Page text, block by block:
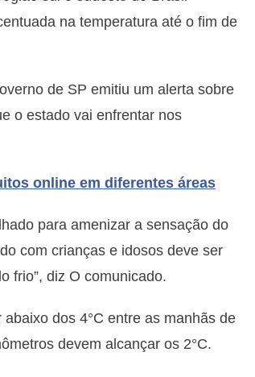
na temperatura até o fim de
de SP emitiu um alerta sobre
o estado vai enfrentar nos
online em diferentes áreas
para amenizar a sensação do
com crianças e idosos deve ser
frio”, diz O comunicado.
dos 4°C entre as manhãs de
devem alcançar os 2°C.